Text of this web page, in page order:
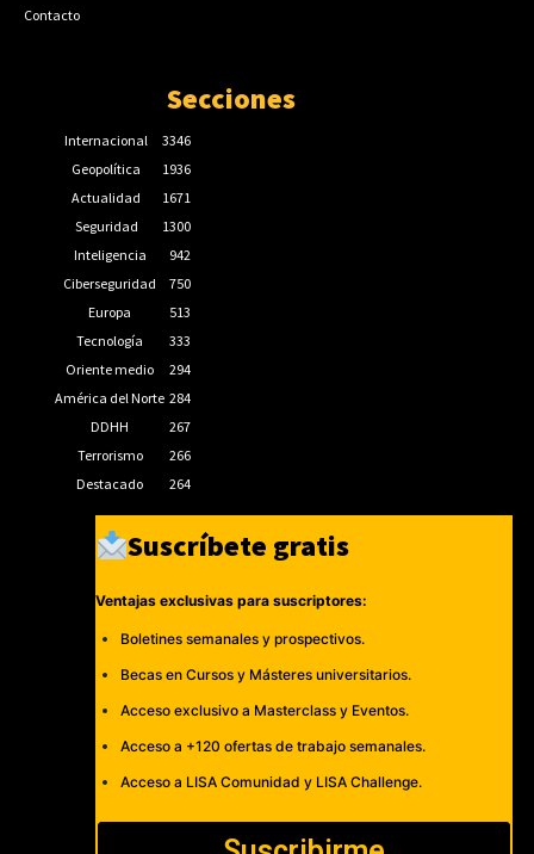
Contacto
Secciones
Internacional
3346
Geopolítica
1936
Actualidad
1671
Seguridad
1300
Inteligencia
942
Ciberseguridad
750
Europa
513
Tecnología
333
Oriente medio
294
América del Norte 284
DDHH
267
Terrorismo
266
Destacado
264
Suscríbete gratis
Ventajas exclusivas para suscriptores:
Boletines semanales y prospectivos.
Becas en Cursos y Másteres universitarios.
Acceso exclusivo a Masterclass y Eventos.
Acceso a +120 ofertas de trabajo semanales.
Acceso a LISA Comunidad y LISA Challenge.